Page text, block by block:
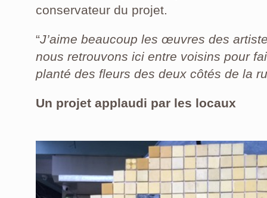
conservateur du projet.
“J’aime beaucoup les œuvres des
nous retrouvons ici entre voisins pour
planté des fleurs des deux côtés de la
Un projet applaudi par les locaux